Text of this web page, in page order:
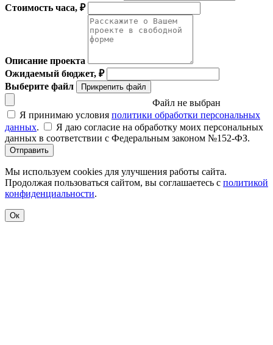
Стоимость часа, ₽
Описание проекта
Ожидаемый бюджет, ₽
Выберите файл
Прикрепить файл
Файл не выбран
Я принимаю условия политики обработки персональных
данных.
Я даю согласие на обработку моих персональных
данных в соответствии с Федеральным законом №152-ФЗ.
Отправить
Мы используем cookies для улучшения работы сайта.
Продолжая пользоваться сайтом, вы соглашаетесь с политикой
конфиденциальности.
Ок